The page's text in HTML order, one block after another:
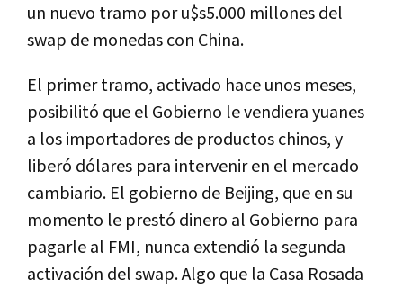
un nuevo tramo por u$s5.000 millones del
swap de monedas con China.
El primer tramo, activado hace unos meses,
posibilitó que el Gobierno le vendiera yuanes
a los importadores de productos chinos, y
liberó dólares para intervenir en el mercado
cambiario. El gobierno de Beijing, que en su
momento le prestó dinero al Gobierno para
pagarle al FMI, nunca extendió la segunda
activación del swap. Algo que la Casa Rosada